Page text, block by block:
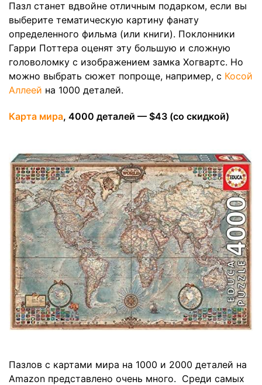
Пазл станет вдвойне отличным подарком, если вы
выберите тематическую картину фанату
определенного фильма (или книги). Поклонники
Гарри Поттера оценят эту большую и сложную
головоломку с изображением замка Хогвартс. Но
можно выбрать сюжет попроще, например, с Косой
Аллеей на 1000 деталей.
Карта мира, 4000 деталей — $43 (со скидкой)
Пазлов с картами мира на 1000 и 2000 деталей на
Amazon представлено очень много. Среди самых